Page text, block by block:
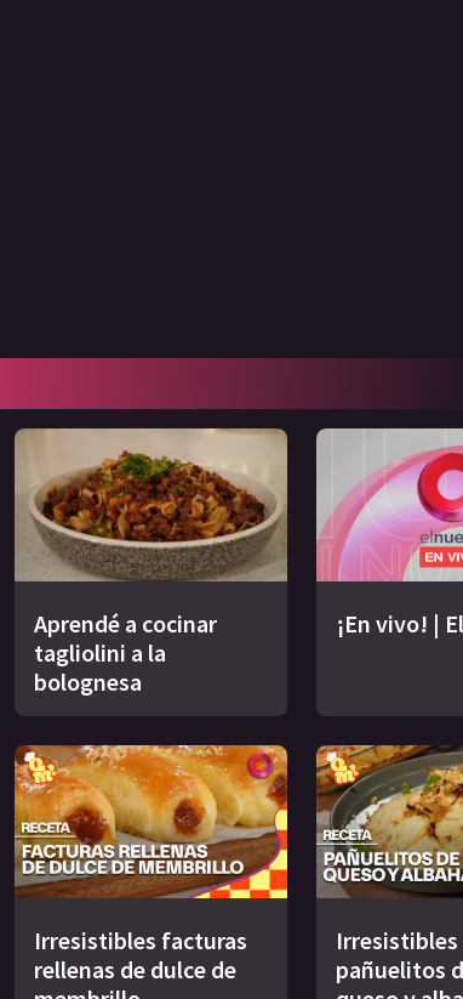
Aprendé a cocinar
tagliolini a la
bolognesa
¡En vivo! |
Irresistibles facturas
rellenas de dulce de
Irresistibles
pañuelitos